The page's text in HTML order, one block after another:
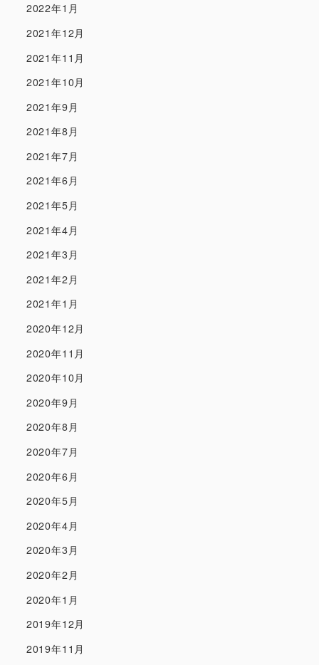
2022年1月
2021年12月
2021年11月
2021年10月
2021年9月
2021年8月
2021年7月
2021年6月
2021年5月
2021年4月
2021年3月
2021年2月
2021年1月
2020年12月
2020年11月
2020年10月
2020年9月
2020年8月
2020年7月
2020年6月
2020年5月
2020年4月
2020年3月
2020年2月
2020年1月
2019年12月
2019年11月